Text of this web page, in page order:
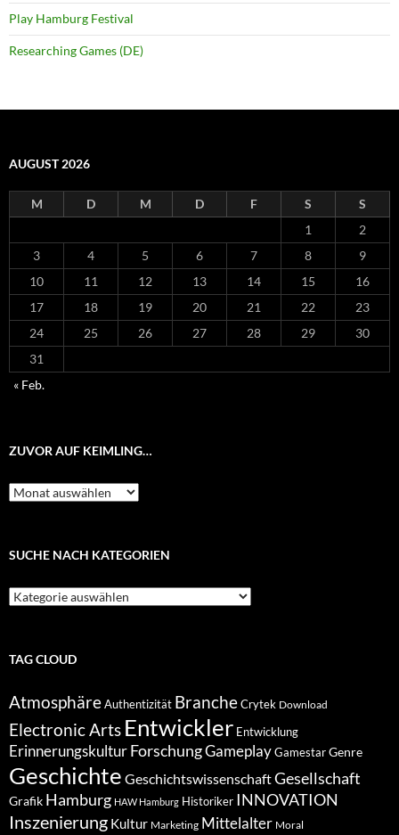
Play Hamburg Festival
Researching Games (DE)
AUGUST 2026
M D M D F S
S
1
2
3
4 5 6 7 8
9
10
11 12 13 14 15
16
17
18 19 20 21 22
23
24
25 26 27 28 29
30
31
« Feb.
ZUVOR AUF KEIMLING…
Zuvor
auf
SUCHE NACH KATEGORIEN
Suche
nach
TAG CLOUD
Atmosphäre Authentizität Branche Crytek Download
Electronic Arts Entwickler Entwicklung
Erinnerungskultur ForschungGameplay Gamestar Genre
Geschichte GeschichtswissenschaftGesellschaft
Grafik Hamburg HAW Hamburg Historiker INNOVATION
Inszenierung Kultur Marketing Mittelalter Moral